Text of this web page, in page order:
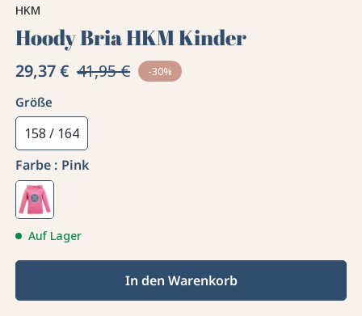
HKM
Hoody Bria HKM Kinder
29,37 € 41,95 € -30%
Größe
158 / 164
Farbe : Pink
Auf Lager
In den Warenkorb